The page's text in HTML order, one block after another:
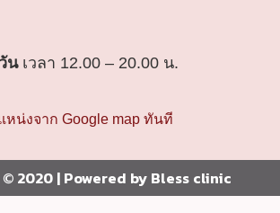
นเวลา 12.00 – 20.00 น.
หน่งจาก Google map ทันที
2020 | Powered by Bless clinic